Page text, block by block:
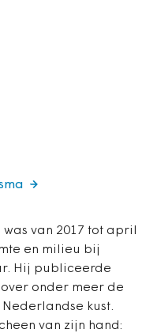
van 2017 tot april
en milieu bij
Hij publiceerde
onder meer de
kust.
van zijn hand: